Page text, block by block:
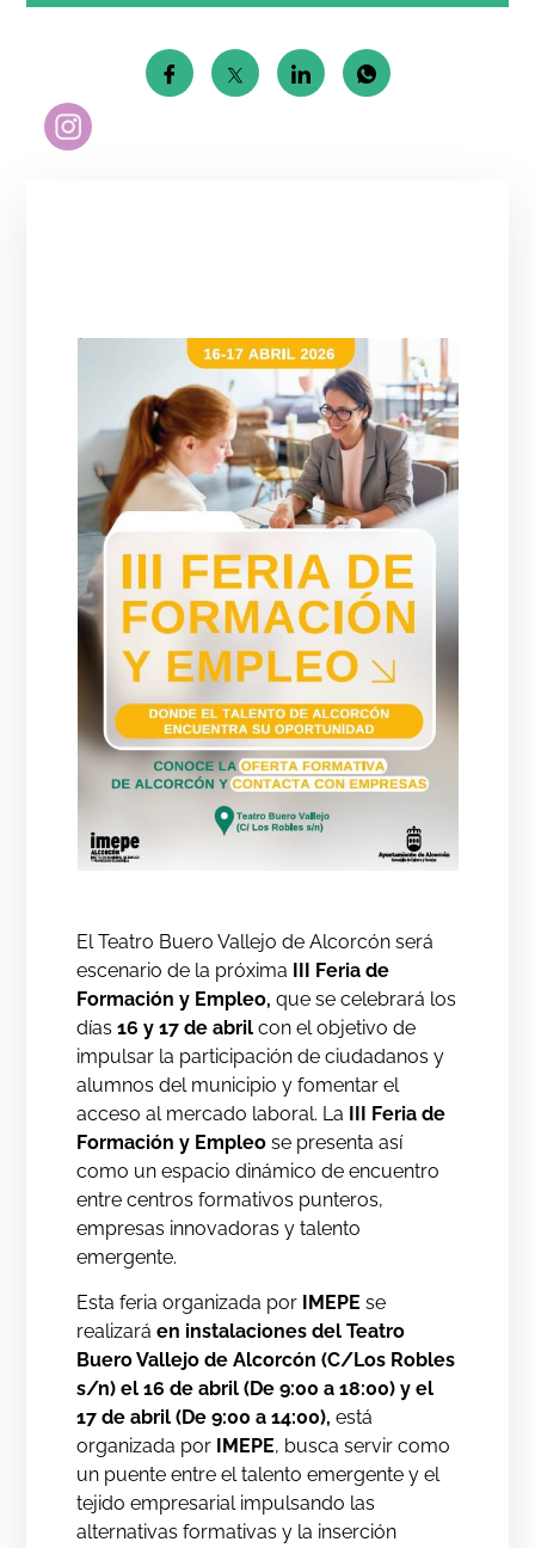
El Teatro Buero Vallejo de Alcorcón será
escenario de la próxima III Feria de
Formación y Empleo, que se celebrará los
días16 y 17 de abril con el objetivo de
impulsar la participación de ciudadanos y
alumnos del municipio y fomentar el
acceso al mercado laboral. La III Feria de
Formación y Empleo se presenta así
como un espacio dinámico de encuentro
entre centros formativos punteros,
empresas innovadoras y talento
emergente.
Esta feria organizada por IMEPEse
realizaráen instalaciones del Teatro
Buero Vallejo de Alcorcón (C/Los Robles
s/n) el 16 de abril (De 9:00 a 18:00) y el
17 de abril (De 9:00 a 14:00), está
organizada por
IMEPE, busca servir como
un puente entre el talento emergente y el
tejido empresarial impulsando las
alternativas formativas y la inserción